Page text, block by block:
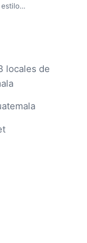
estilo…
locales de